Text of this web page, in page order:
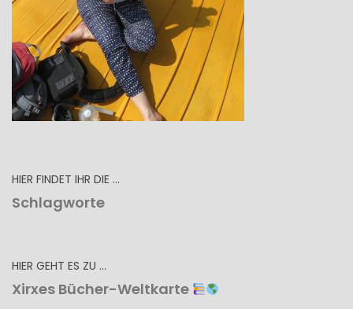
HIER FINDET IHR DIE …
Schlagworte
HIER GEHT ES ZU …
Xirxes Bücher-Weltkarte